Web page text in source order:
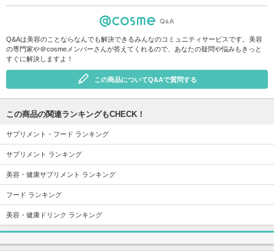
Q&Aは美容のことならなんでも解決できるみんなのコミュニティサービスです。美容
の専門家や＠cosmeメンバーさんが答えてくれるので、あなたの疑問や悩みもきっと
すぐに解決しますよ！
この商品についてQ&Aで質問する
この商品の関連ランキングもCHECK！
サプリメント・フード ランキング
サプリメント ランキング
美容・健康サプリメント ランキング
フード ランキング
美容・健康ドリンク ランキング